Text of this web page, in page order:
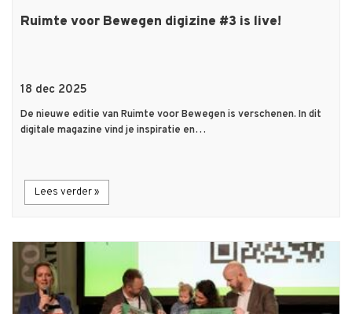
Ruimte voor Bewegen digizine #3 is live!
18 dec 2025
De nieuwe editie van Ruimte voor Bewegen is verschenen. In dit
digitale magazine vind je inspiratie en…
Lees verder »